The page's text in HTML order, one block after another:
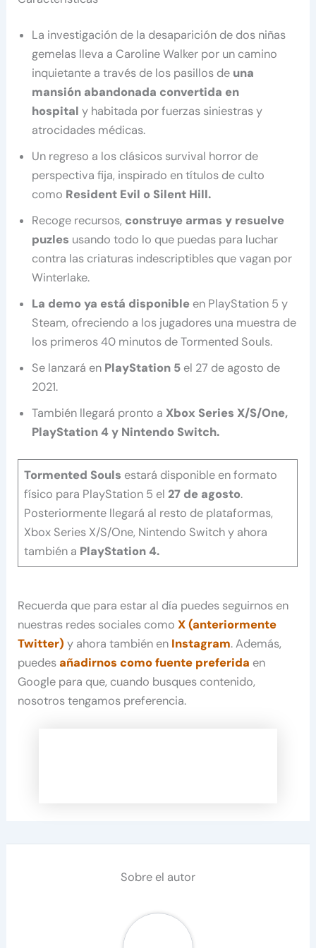
La investigación de la desaparición de dos niñas
gemelas lleva a Caroline Walker por un camino
inquietante a través de los pasillos de una
mansión abandonada convertida en
hospitaly habitada por fuerzas siniestras y
atrocidades médicas.
Un regreso a los clásicos survival horror de
perspectiva fija, inspirado en títulos de culto
como Resident Evil o Silent Hill.
Recoge recursos, construye armas y resuelve
puzles usando todo lo que puedas para luchar
contra las criaturas indescriptibles que vagan por
Winterlake.
La demo ya está disponible en PlayStation 5 y
Steam, ofreciendo a los jugadores una muestra de
los primeros 40 minutos de Tormented Souls.
Se lanzará en PlayStation 5 el 27 de agosto de
2021.
También llegará pronto a Xbox Series X/S/One,
PlayStation 4 y Nintendo Switch.
Tormented Souls estará disponible en formato
físico para PlayStation 5 el27 de agosto.
Posteriormente llegará al resto de plataformas,
Xbox Series X/S/One, Nintendo Switch y ahora
también a PlayStation 4.
Recuerda que para estar al día puedes seguirnos en
nuestras redes sociales comoX (anteriormente
Twitter) y ahora también en Instagram. Además,
puedesañadirnos como fuente preferida en
Google para que, cuando busques contenido,
nosotros tengamos preferencia.
Sobre el autor